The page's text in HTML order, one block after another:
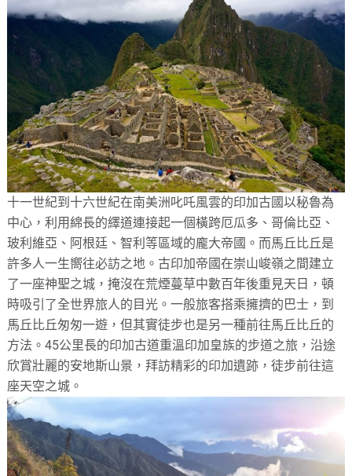
十一世紀到十六世紀在南美洲叱吒風雲的印加古國以秘魯為
中心，利用綿長的繹道連接起一個橫跨厄瓜多、哥倫比亞、
玻利維亞、阿根廷、智利等區域的龐大帝國。而馬丘比丘是
許多人一生嚮往必訪之地。古印加帝國在崇山峻嶺之間建立
了一座神聖之城，掩沒在荒煙蔓草中數百年後重見天日，頓
時吸引了全世界旅人的目光。一般旅客搭乘擁擠的巴士，到
馬丘比丘匆匆一遊，但其實徒步也是另一種前往馬丘比丘的
方法。45公里長的印加古道重溫印加皇族的步道之旅，沿途
欣賞壯麗的安地斯山景，拜訪精彩的印加遺跡，徒步前往這
座天空之城。